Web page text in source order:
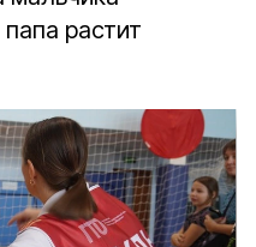
растит